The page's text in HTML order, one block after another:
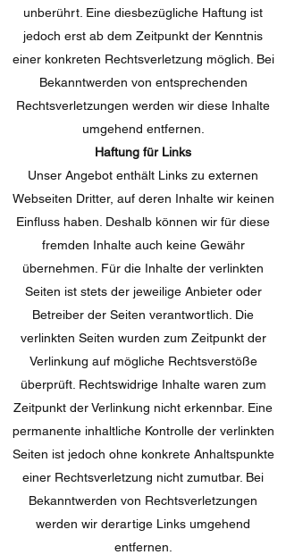
unberührt. Eine diesbezügliche Haftung ist
jedoch erst ab dem Zeitpunkt der Kenntnis
einer konkreten Rechtsverletzung möglich. Bei
Bekanntwerden von entsprechenden
Rechtsverletzungen werden wir diese Inhalte
umgehend entfernen.
Haftung für Links
Unser Angebot enthält Links zu externen
Webseiten Dritter, auf deren Inhalte wir keinen
Einfluss haben. Deshalb können wir für diese
fremden Inhalte auch keine Gewähr
übernehmen. Für die Inhalte der verlinkten
Seiten ist stets der jeweilige Anbieter oder
Betreiber der Seiten verantwortlich. Die
verlinkten Seiten wurden zum Zeitpunkt der
Verlinkung auf mögliche Rechtsverstöße
überprüft. Rechtswidrige Inhalte waren zum
Zeitpunkt der Verlinkung nicht erkennbar. Eine
permanente inhaltliche Kontrolle der verlinkten
Seiten ist jedoch ohne konkrete Anhaltspunkte
einer Rechtsverletzung nicht zumutbar. Bei
Bekanntwerden von Rechtsverletzungen
werden wir derartige Links umgehend
entfernen.